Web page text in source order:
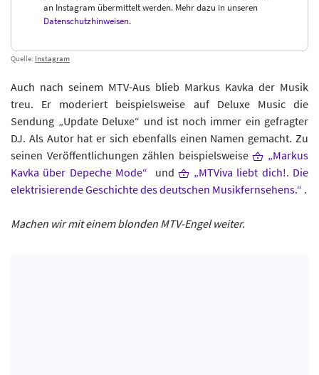
an Instagram übermittelt werden. Mehr dazu in unseren
Datenschutzhinweisen.
Quelle: Instagram
Auch nach seinem MTV-Aus blieb Markus Kavka der Musik
treu. Er moderiert beispielsweise auf Deluxe Music die
Sendung „Update Deluxe“ und ist noch immer ein gefragter
DJ. Als Autor hat er sich ebenfalls einen Namen gemacht. Zu
seinen Veröffentlichungen zählen beispielsweise
„Markus
Kavka über Depeche Mode“
und
„MTViva liebt dich!. Die
elektrisierende Geschichte des deutschen Musikfernsehens.“ .
Machen wir mit einem blonden MTV-Engel weiter.